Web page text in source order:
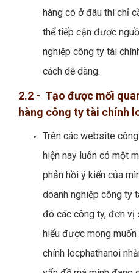
hàng có ở đâu thì chỉ
thể tiếp cận được
nghiệp công ty tài
cách dễ dàng.
2.2 - Tạo được mối
hàng công ty tài chính
Trên các website
hiện nay luôn có một
phản hồi ý kiến của
doanh nghiệp công ty
đó các công ty, đơn vị
hiểu được mong
chính locphathanoi